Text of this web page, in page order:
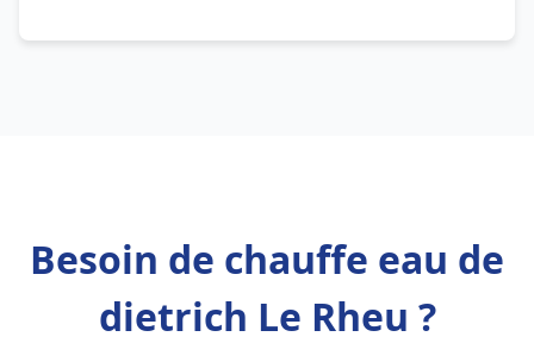
Besoin de chauffe eau de
dietrich Le Rheu ?